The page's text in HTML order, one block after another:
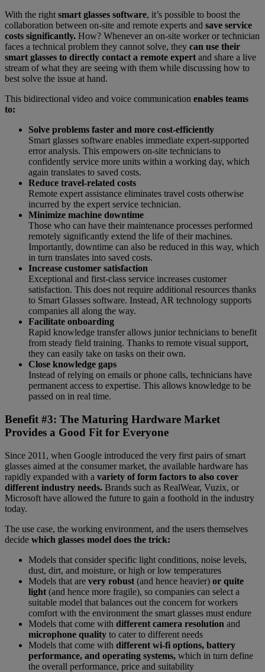
With the right smart glasses software, it’s possible to boost the
collaboration between on-site and remote experts and save service
costs significantly. How? Whenever an on-site worker or technician
faces a technical problem they cannot solve, they can use their
smart glasses to directly contact a remote expert and share a live
stream of what they are seeing with them while discussing how to
best solve the issue at hand.
This bidirectional video and voice communication enables teams
to:
Solve problems faster and more cost-efficiently
Smart glasses software enables immediate expert-supported
error analysis. This empowers on-site technicians to
confidently service more units within a working day, which
again translates to saved costs.
Reduce travel-related costs
Remote expert assistance eliminates travel costs otherwise
incurred by the expert service technician.
Minimize machine downtime
Those who can have their maintenance processes performed
remotely significantly extend the life of their machines.
Importantly, downtime can also be reduced in this way, which
in turn translates into saved costs.
Increase customer satisfaction
Exceptional and first-class service increases customer
satisfaction. This does not require additional resources thanks
to Smart Glasses software. Instead, AR technology supports
companies all along the way.
Facilitate onboarding
Rapid knowledge transfer allows junior technicians to benefit
from steady field training. Thanks to remote visual support,
they can easily take on tasks on their own.
Close knowledge gaps
Instead of relying on emails or phone calls, technicians have
permanent access to expertise. This allows knowledge to be
passed on in real time.
Benefit #3: The Maturing Hardware Market
Provides a Good Fit for Everyone
Since 2011, when Google introduced the very first pairs of smart
glasses aimed at the consumer market, the available hardware has
rapidly expanded with a variety of form factors to also cover
different industry needs. Brands such as RealWear, Vuzix, or
Microsoft have allowed the future to gain a foothold in the industry
today.
The use case, the working environment, and the users themselves
decide which glasses model does the trick:
Models that consider specific light conditions, noise levels,
dust, dirt, and moisture, or high or low temperatures
Models that are very robust (and hence heavier) or quite
light (and hence more fragile), so companies can select a
suitable model that balances out the concern for workers
comfort with the environment the smart glasses must endure
Models that come with different camera resolution and
microphone quality to cater to different needs
Models that come with different wi-fi options, battery
performance, and operating systems, which in turn define
the overall performance, price and suitability